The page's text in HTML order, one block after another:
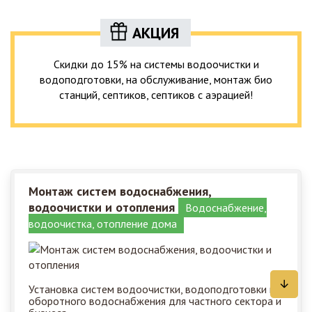
АКЦИЯ
Скидки до 15% на системы водоочистки и
водоподготовки, на обслуживание, монтаж био
станций, септиков, септиков с аэрацией!
Монтаж систем водоснабжения,
водоочистки и отопления
Водоснабжение,
водоочистка, отопление дома
Установка систем водоочистки, водоподготовки и
оборотного водоснабжения для частного сектора и